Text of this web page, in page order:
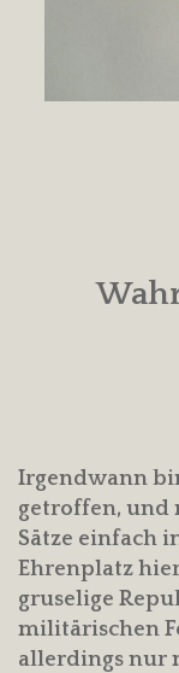
Irgendwann
getroffen, und
Sätze einfach
Ehrenplatz
gruselige
militärischen
allerdings nur